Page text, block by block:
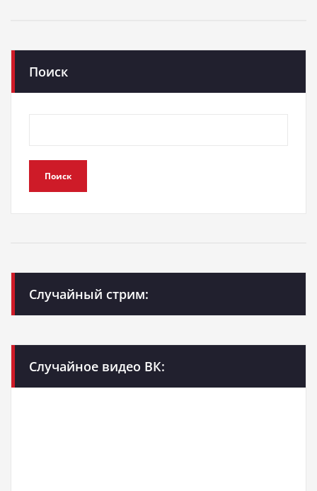
Поиск
Поиск
Случайный стрим:
Случайное видео ВК: